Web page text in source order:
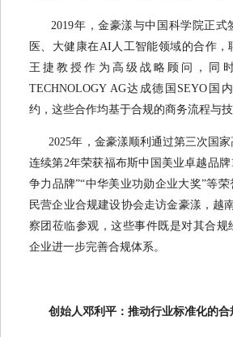
2019年，金豪漾与中国科学院正式
医、大健康在AI人工智能领域的合作，
王捷教授作为高级战略顾问，同时
TECHNOLOGY AG达成德国SEYO国
约，这些合作均基于合规的商务流程与技
2025年，金豪漾顺利通过第三次国家
连续第2年荣获福布斯中国美业卓越品牌
争力品牌”“中华美业功勋企业大奖”等
民营企业合规建设协会走访金豪漾，越
察团莅临参观，这些事件既是对其合规
企业进一步完善合规体系。
创始人邓利平：推动行业标准化的合